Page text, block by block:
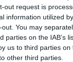
out request is
information utilized
You may
on the IAB’s
us to third parties on
other third parties.